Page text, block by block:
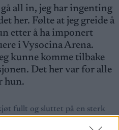
gå all in, jeg har ingenting
her. Følte at jeg greide å
etter å ha imponert
i Vysocina Arena.
kunne komme tilbake
Det her var for alle
hun.
fullt og sluttet på en sterk
FOCUS